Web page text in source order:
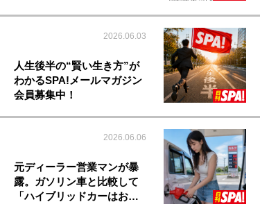
2026.06.03
人生後半の“賢い生き方”が
わかるSPA!メールマガジン
会員募集中！
2026.06.06
元ディーラー営業マンが暴
露。ガソリン車と比較して
「ハイブリッドカーはお…